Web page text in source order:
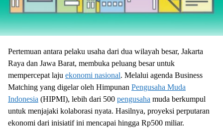
Pertemuan antara pelaku usaha dari dua wilayah besar, Jakarta
Raya dan Jawa Barat, membuka peluang besar untuk
mempercepat laju ekonomi nasional. Melalui agenda Business
Matching yang digelar oleh Himpunan Pengusaha Muda
Indonesia (HIPMI), lebih dari 500 pengusaha muda berkumpul
untuk menjajaki kolaborasi nyata. Hasilnya, proyeksi perputaran
ekonomi dari inisiatif ini mencapai hingga Rp500 miliar.